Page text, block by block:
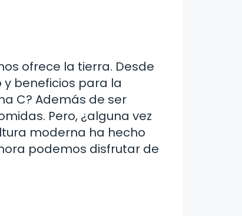
ofrece la tierra. Desde
beneficios para la
C? Además de ser
Pero, ¿alguna vez
moderna ha hecho
podemos disfrutar de